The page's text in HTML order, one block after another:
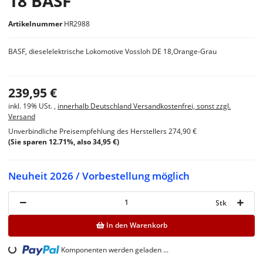
Artikelnummer HR2988
BASF, dieselelektrische Lokomotive Vossloh DE 18,Orange-Grau
239,95 €
inkl. 19% USt. , innerhalb Deutschland Versandkostenfrei, sonst zzgl.
Versand
Unverbindliche Preisempfehlung des Herstellers274,90 €
(Sie sparen 12.71%, also34,95 €)
Stk
In den Warenkorb
Komponenten werden geladen ...
Neuheit 2026 / Vorbestellung möglich